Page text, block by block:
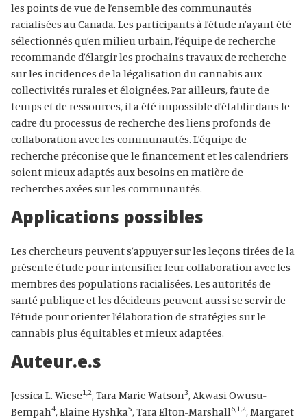
les points de vue de l’ensemble des communautés
racialisées au Canada. Les participants à l’étude n’ayant été
sélectionnés qu’en milieu urbain, l’équipe de recherche
recommande d’élargir les prochains travaux de recherche
sur les incidences de la légalisation du cannabis aux
collectivités rurales et éloignées. Par ailleurs, faute de
temps et de ressources, il a été impossible d’établir dans le
cadre du processus de recherche des liens profonds de
collaboration avec les communautés. L’équipe de
recherche préconise que le financement et les calendriers
soient mieux adaptés aux besoins en matière de
recherches axées sur les communautés.
Applications possibles
Les chercheurs peuvent s’appuyer sur les leçons tirées de la
présente étude pour intensifier leur collaboration avec les
membres des populations racialisées. Les autorités de
santé publique et les décideurs peuvent aussi se servir de
l’étude pour orienter l’élaboration de stratégies sur le
cannabis plus équitables et mieux adaptées.
Auteur.e.s
Jessica L. Wiese1,2, Tara Marie Watson3, Akwasi Owusu-
Bempah4, Elaine Hyshka5, Tara Elton-Marshall6,1,2, Margaret